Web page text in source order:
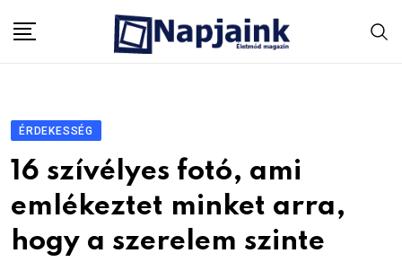
ÉRDEKESSÉG
16 szívélyes fotó, ami
emlékeztet minket arra,
hogy a szerelem szinte